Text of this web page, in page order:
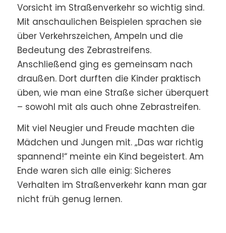
Vorsicht im Straßenverkehr so wichtig sind.
Mit anschaulichen Beispielen sprachen sie
über Verkehrszeichen, Ampeln und die
Bedeutung des Zebrastreifens.
Anschließend ging es gemeinsam nach
draußen. Dort durften die Kinder praktisch
üben, wie man eine Straße sicher überquert
– sowohl mit als auch ohne Zebrastreifen.
Mit viel Neugier und Freude machten die
Mädchen und Jungen mit. „Das war richtig
spannend!“ meinte ein Kind begeistert. Am
Ende waren sich alle einig: Sicheres
Verhalten im Straßenverkehr kann man gar
nicht früh genug lernen.